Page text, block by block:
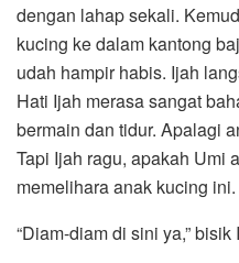
dengan lahap sekali.
kucing ke dalam kantong
udah hampir habis. Ijah
Hati Ijah merasa sangat
bermain dan tidur. Apalagi
Tapi Ijah ragu, apakah Umi
memelihara anak kucing ini.
“Diam-diam di sini ya,” bisik